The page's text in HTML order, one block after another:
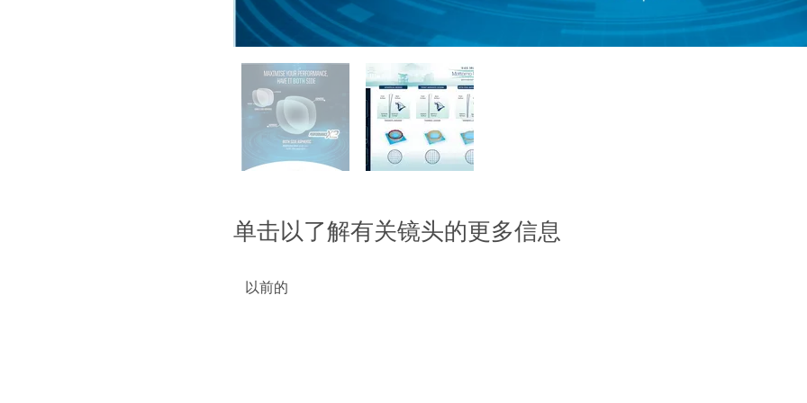
单击以了解有关镜头的更多信息
以前的